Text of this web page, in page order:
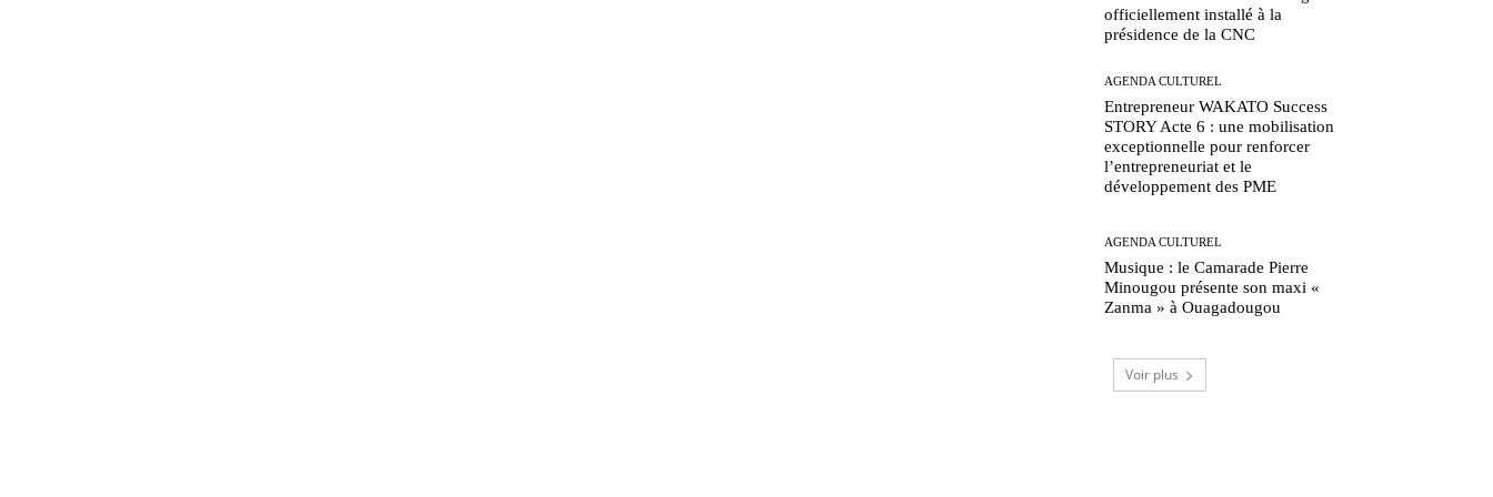
officiellement installé à la
présidence de la CNC
AGENDA CULTUREL
Entrepreneur WAKATO Success
STORY Acte 6 : une mobilisation
exceptionnelle pour renforcer
l’entrepreneuriat et le
développement des PME
AGENDA CULTUREL
Musique : le Camarade Pierre
Minougou présente son maxi «
Zanma » à Ouagadougou
Voir plus